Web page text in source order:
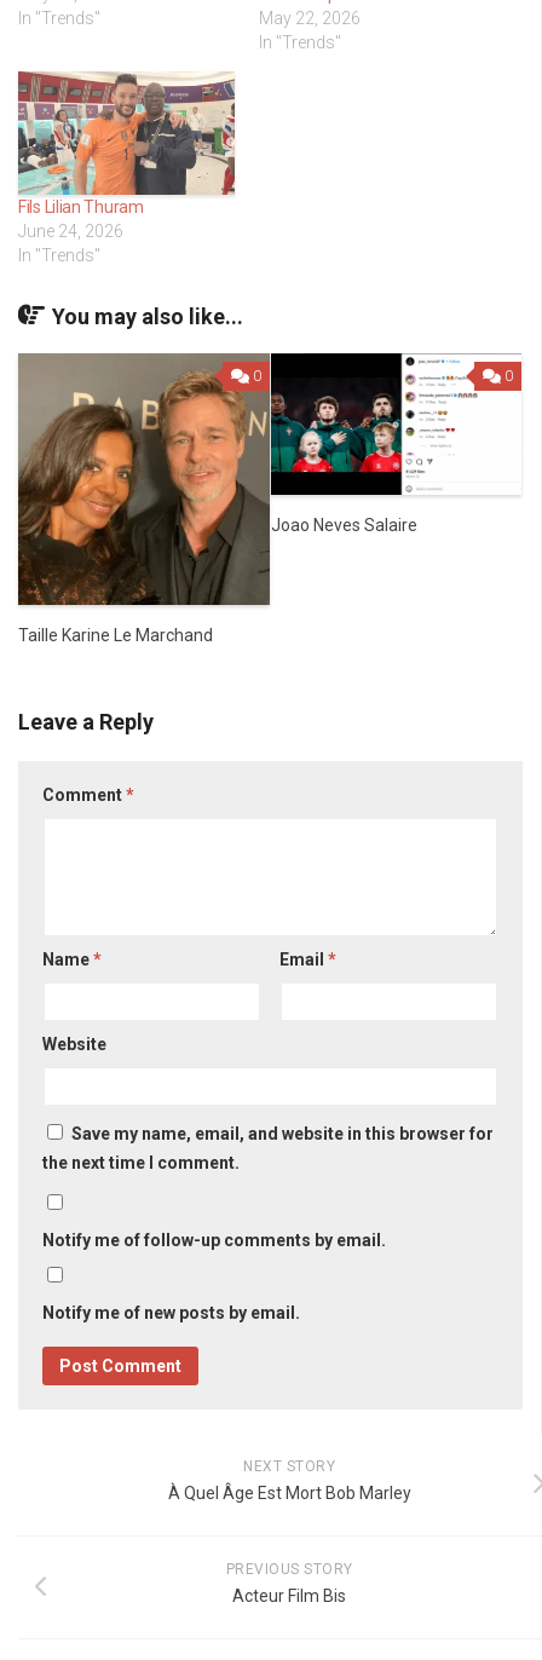
In "Trends"
May 22, 2026
In "Trends"
Fils Lilian Thuram
June 24, 2026
In "Trends"
You may also like...
0
Taille Karine Le Marchand
0
Joao Neves Salaire
Leave a Reply
Comment*
Name* Email*
Website
Save my name, email, and website in this browser for
the next time I comment.
Notify me of follow-up comments by email.
Notify me of new posts by email.
NEXT STORY
À Quel Âge Est Mort Bob Marley
PREVIOUS STORY
Acteur Film Bis